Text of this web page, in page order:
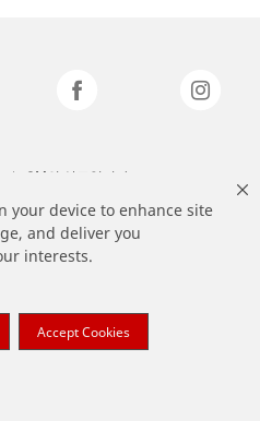
your device to enhance site
and deliver you
interests.
Accept Cookies
는 3M의 상표입니다.